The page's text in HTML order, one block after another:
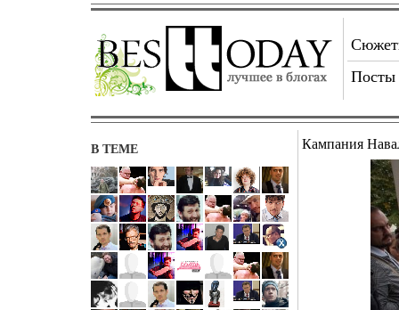
Посты
В ТЕМЕ Кампания